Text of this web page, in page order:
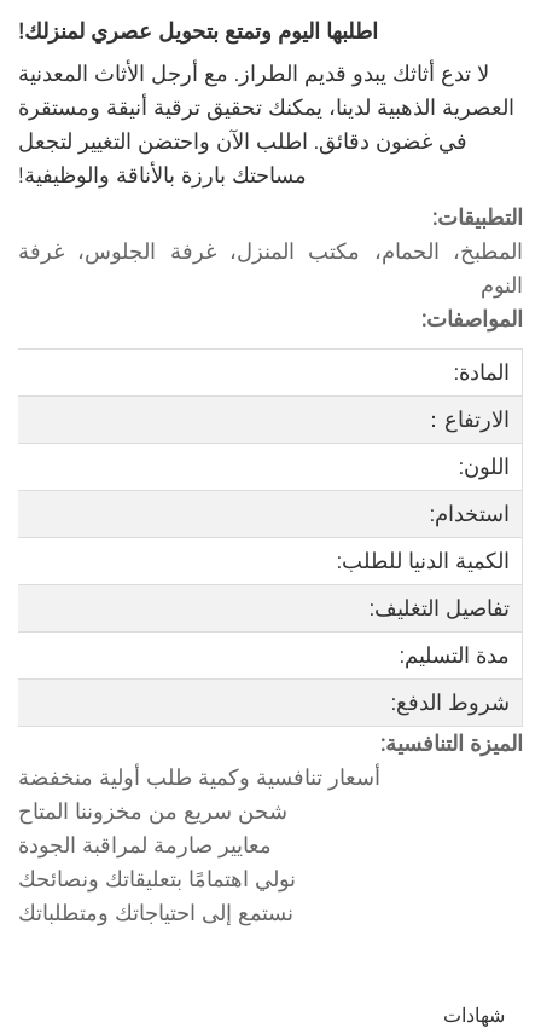
اطلبها اليوم وتمتع بتحويل عصري لمنزلك!
لا تدع أثاثك يبدو قديم الطراز. مع أرجل الأثاث المعدنية
العصرية الذهبية لدينا، يمكنك تحقيق ترقية أنيقة ومستقرة
في غضون دقائق. اطلب الآن واحتضن التغيير لتجعل
مساحتك بارزة بالأناقة والوظيفية!
التطبيقات:
المطبخ، الحمام، مكتب المنزل، غرفة الجلوس، غرفة
النوم
المواصفات:
المادة:
الارتفاع：
اللون:
استخدام:
الكمية الدنيا للطلب:
تفاصيل التغليف:
مدة التسليم:
شروط الدفع:
الميزة التنافسية:
أسعار تنافسية وكمية طلب أولية منخفضة
شحن سريع من مخزوننا المتاح
معايير صارمة لمراقبة الجودة
نولي اهتمامًا بتعليقاتك ونصائحك
نستمع إلى احتياجاتك ومتطلباتك
شهادات